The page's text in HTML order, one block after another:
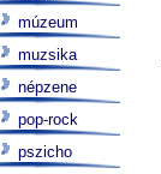
múzeum
muzsika
népzene
pop-rock
pszicho